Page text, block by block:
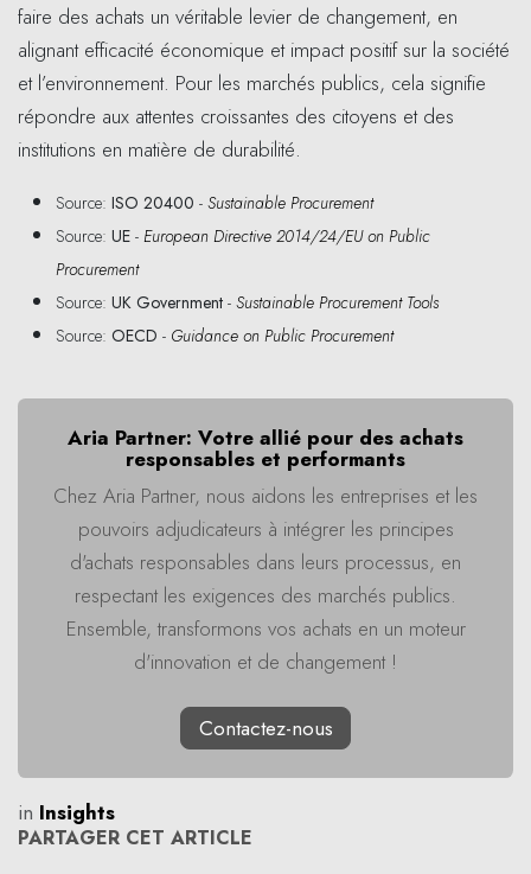
faire des achats un véritable levier de changement, en
alignant efficacité économique et impact positif sur la société
et l’environnement. Pour les marchés publics, cela signifie
répondre aux attentes croissantes des citoyens et des
institutions en matière de durabilité.
Source: ISO 20400 - Sustainable Procurement
Source: UE - European Directive 2014/24/EU on Public
Procurement
Source: UK Government - Sustainable Procurement Tools
Source: OECD - Guidance on Public Procurement
Aria Partner: Votre allié pour des achats
responsables et performants
Chez Aria Partner, nous aidons les entreprises et les
pouvoirs adjudicateurs à intégrer les principes
d'achats responsables dans leurs processus, en
respectant les exigences des marchés publics.
Ensemble, transformons vos achats en un moteur
d'innovation et de changement !
Contactez-nous
in Insights
PARTAGER CET ARTICLE